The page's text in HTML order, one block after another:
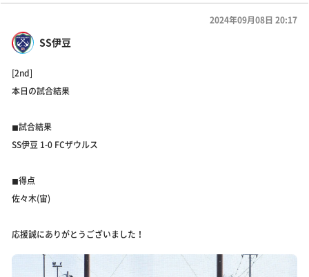
SS伊豆
2024年09月08日 20:17
[2nd]
本日の試合結果
◼︎試合結果
SS伊豆 1-0 FCザウルス
◼︎得点
佐々木(宙)
応援誠にありがとうございました！